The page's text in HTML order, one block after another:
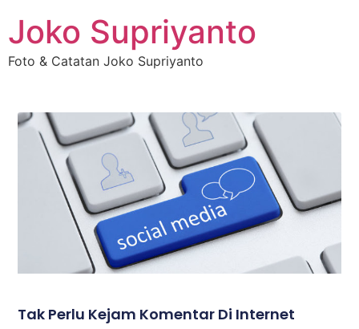
Joko Supriyanto
Foto & Catatan Joko Supriyanto
Tak Perlu Kejam Komentar Di Internet